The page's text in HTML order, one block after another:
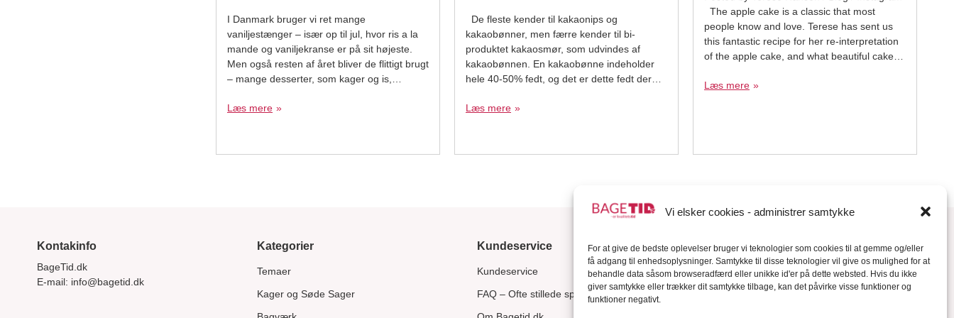
Vi elsker cookies - administrer samtykke
For at give de bedste oplevelser bruger vi teknologier som cookies til at gemme og/eller
få adgang til enhedsoplysninger. Samtykke til disse teknologier vil give os mulighed for at
behandle data såsom browseradfærd eller unikke id'er på dette websted. Hvis du ikke
giver samtykke eller trækker dit samtykke tilbage, kan det påvirke visse funktioner og
funktioner negativt.
I Danmark bruger vi ret mange
vaniljestænger – især op til jul, hvor ris a la
mande og vaniljekranse er på sit højeste.
Men også resten af året bliver de flittigt brugt
– mange desserter, som kager og is,
du den friske, kan du være sikker på ekstra
Læs mere
De fleste kender til kakaonips og
kakaobønner, men færre kender til bi-
produktet kakaosmør, som udvindes af
kakaobønnen. En kakaobønne indeholder
hele 40-50% fedt, og det er dette fedt der
laves der kakaopulver af. Kakaosmør bruges
Læs mere
The apple cake is a classic that most
people know and love. Terese has sent us
this fantastic recipe for her re-interpretation
of the apple cake, and what beautiful cakes
apple/cherry/peach silicone molds from
Læs mere
Kontakinfo
BageTid.dk
E-mail: info@bagetid.dk
Kategorier
Temaer
Kager og Søde Sager
Kundeservice
Kundeservice
FAQ – Ofte stillede spørgsmål